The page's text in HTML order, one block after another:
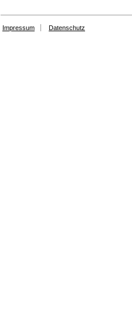
Impressum Datenschutz